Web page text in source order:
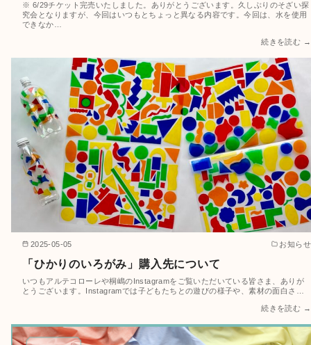
※ 6/29チケット完売いたしました。ありがとうございます。久しぶりのそざい探
究会となりますが、今回はいつもとちょっと異なる内容です。今回は、水を使用
できなか…
続きを読む →
2025-05-05 お知らせ
「ひかりのいろがみ」購入先について
いつもアルテコローレや桐嶋のInstagramをご覧いただいている皆さま、ありが
とうございます。Instagramでは子どもたちとの遊びの様子や、素材の面白さ…
続きを読む →